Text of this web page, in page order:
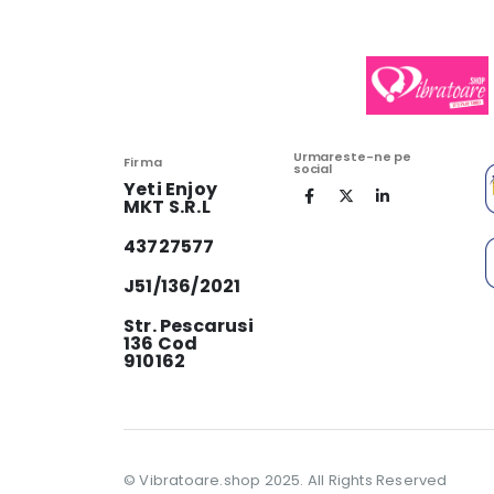
Firma
Yeti Enjoy
MKT S.R.L
43727577
J51/136/2021
Str. Pescarusi
136 Cod
910162
Urmareste-ne pe
social
© Vibratoare.shop 2025. All Rights Reserved